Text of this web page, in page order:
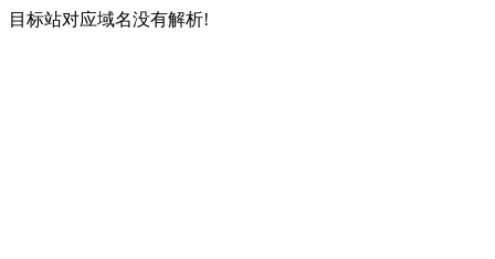
目标站对应域名没有解析!